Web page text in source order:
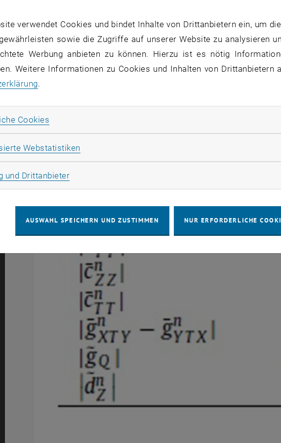
estimates of upper bounds of
neutron sector of the SME which can
experimental analysis. We show that an
frequencies of transitions between
and polarized UCNs should allow to place
to the results adduced by Kostelecký and
verwendet Cookies und bindet Inhalte von Drittanbietern ein, um
sowie die Zugriffe auf unserer Website zu analysieren
Werbung anbieten zu können. Hierzu ist es nötig
Weitere Informationen zu Cookies und Inhalten von Drittanbietern
.
Cookies
Webstatistiken
und DrittanbieterMarketing Cookies zulassen
AUSWAHL SPEICHERN UND ZUSTIMMEN NUR ERFORDERLICHE